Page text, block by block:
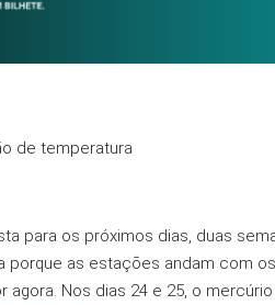
de temperatura
para os próximos dias, duas
porque as estaçōes andam com
Nos dias 24 e 25, o